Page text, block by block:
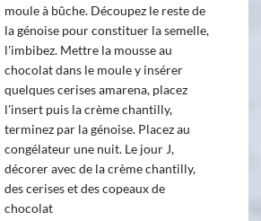
moule à bûche. Découpez le reste de
la génoise pour constituer la semelle,
l'imbibez. Mettre la mousse au
chocolat dans le moule y insérer
quelques cerises amarena, placez
l'insert puis la crème chantilly,
terminez par la génoise. Placez au
congélateur une nuit. Le jour J,
décorer avec de la crème chantilly,
des cerises et des copeaux de
chocolat